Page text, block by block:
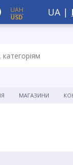
МАГАЗИНИ
UAH
USD
UA |